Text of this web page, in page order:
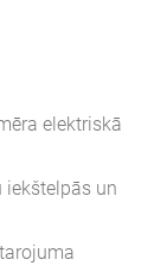
elektriskā
iekštelpās un